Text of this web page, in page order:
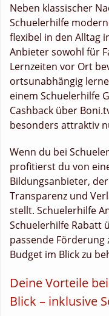
Neben klassischer
Schuelerhilfe
flexibel in den Alltag
Anbieter sowohl für
Lernzeiten vor Ort
ortsunabhängig
einem Schuelerhilfe
Cashback über
besonders attraktiv
Wenn du bei
profitierst du von
Bildungsanbieter,
Transparenz und
stellt. Schuelerhilfe
Schuelerhilfe Rabatt
passende Förderung
Budget im Blick zu
Deine Vorteile
Blick – inklusive